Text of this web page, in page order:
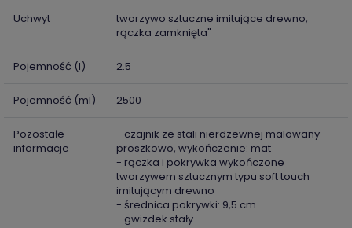
Uchwyt
tworzywo sztuczne imitujące drewno,
rączka zamknięta"
Pojemność (l) 2.5
Pojemność (ml) 2500
Pozostałe
informacje
- czajnik ze stali nierdzewnej malowany
proszkowo, wykończenie: mat
- rączka i pokrywka wykończone
tworzywem sztucznym typu soft touch
imitującym drewno
- średnica pokrywki: 9,5 cm
- gwizdek stały